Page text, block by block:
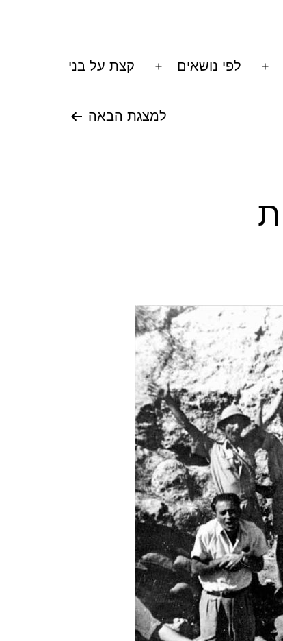
Open
לפי נושאים
Open
קצת על בני
למצגת הבאה